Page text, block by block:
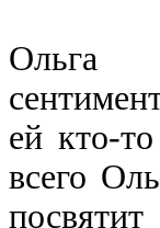
Ольга
ей кто-
всего